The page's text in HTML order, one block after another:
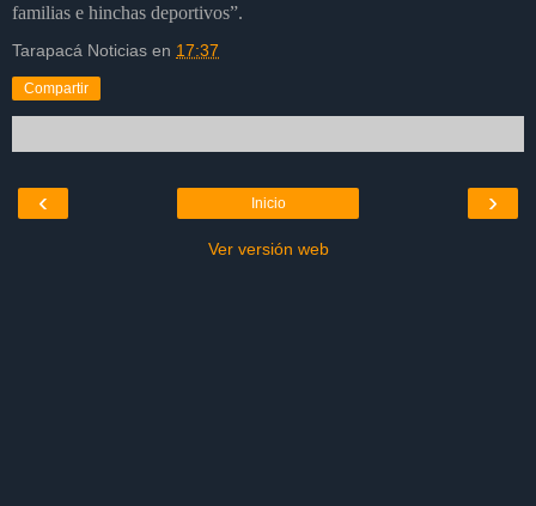
familias e hinchas deportivos”.
Tarapacá Noticias en 17:37
Compartir
‹ ›
Inicio
Ver versión web